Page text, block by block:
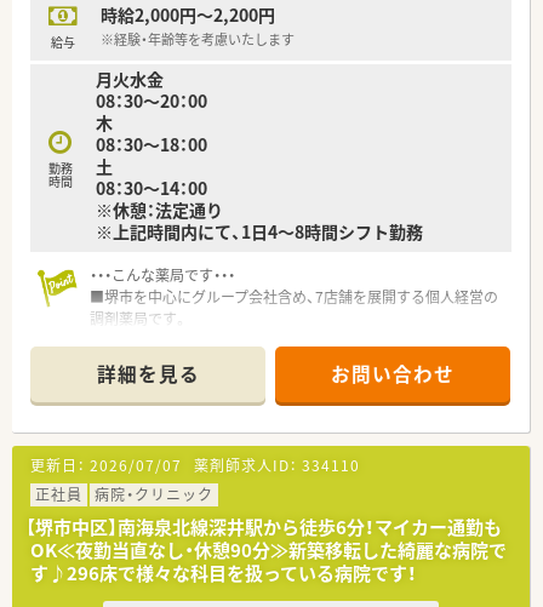
給与
時給2,000円～2,200円
※経験・年齢等を考慮いたします
勤務
時間
月火水金
08：30～20：00
木
08：30～18：00
土
08：30～14：00
※休憩：法定通り
※上記時間内にて、1日4～8時間シフト勤務
・・・こんな薬局です・・・
■堺市を中心にグループ会社含め、7店舗を展開する個人経営の
調剤薬局です。
の会社です！
■地域に根差した運営のため、患者さんからの信頼も絶大★
・・・こんな方におすすめ！・・・
■お子様やご家族の関係から、時間制約を設けて働きたい方
■地域の患者様のために、地元密着な働き方をしたい方
■複数科目応需で様々な処方に携わりたい方
■社長や経営層の方々と近い距離で働きたい方
詳細を見る お問い合わせ
更新日： 2026/07/07 薬剤師求人ID： 334110
正社員
病院・クリニック
【堺市中区】南海泉北線深井駅から徒歩6分！マイカー通勤も
OK≪夜勤当直なし・休憩90分≫新築移転した綺麗な病院で
す♪296床で様々な科目を扱っている病院です！